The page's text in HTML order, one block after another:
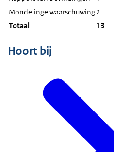
Mondelinge waarschuwing2
Totaal
13
Hoort bij